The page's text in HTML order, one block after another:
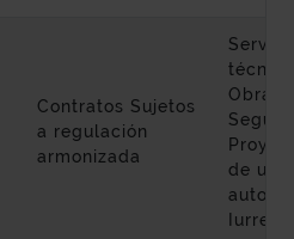
Contratos Sujetos
a regulación
armonizada
Obra y
de un